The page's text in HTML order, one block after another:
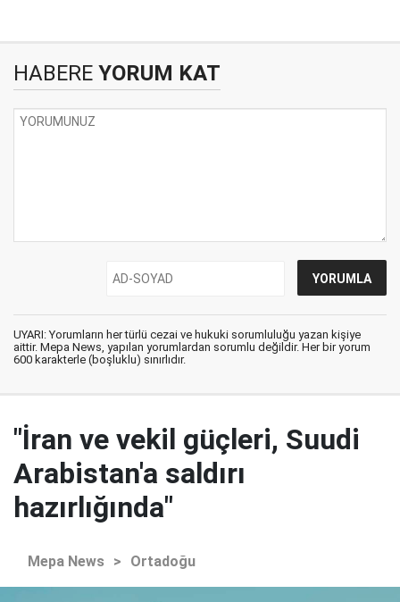
HABERE YORUM KAT
UYARI: Yorumların her türlü cezai ve hukuki sorumluluğu yazan kişiye
aittir. Mepa News, yapılan yorumlardan sorumlu değildir. Her bir yorum
600 karakterle (boşluklu) sınırlıdır.
"İran ve vekil güçleri, Suudi
Arabistan'a saldırı
hazırlığında"
Mepa News > Ortadoğu